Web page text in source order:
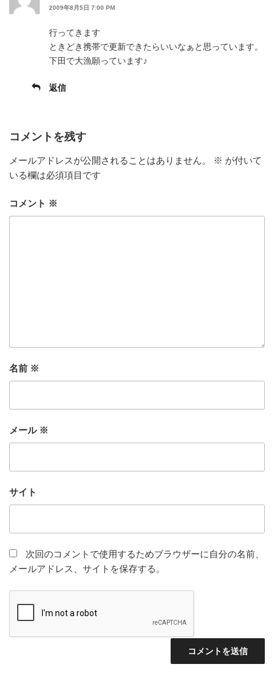
2009年8月5日 7:00 PM
行ってきます
ときどき携帯で更新できたらいいなぁと思っています。
下田で大漁願っています♪
返信
コメントを残す
メールアドレスが公開されることはありません。 ※ が付いて
いる欄は必須項目です
コメント ※
名前 ※
メール ※
サイト
次回のコメントで使用するためブラウザーに自分の名前、
メールアドレス、サイトを保存する。